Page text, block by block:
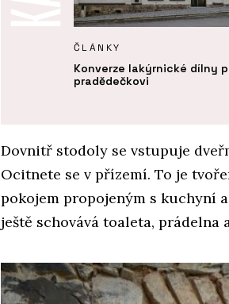
ČLÁNKY
Konverze lakýrnické dílny
pradědečkovi
Dovnitř stodoly se vstupuje
Ocitnete se v přízemí. To je
pokojem propojeným s kuchyní
ještě schovává toaleta, prádelna